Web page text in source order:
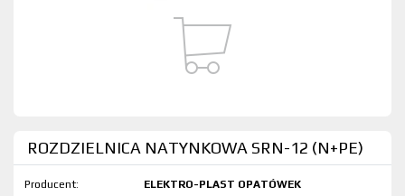
ROZDZIELNICA NATYNKOWA SRN-12 (N+PE)
Producent:
ELEKTRO-PLAST OPATÓWEK